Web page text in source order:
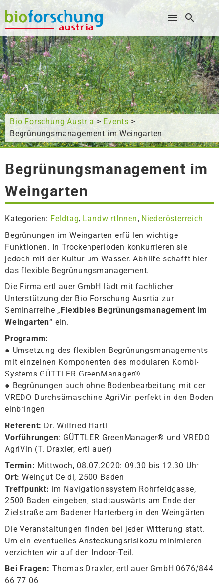
Wonach suchen Sie?
Bio Forschung Austria > Events >
Begrünungsmanagement im Weingarten
Begrünungsmanagement im
Weingarten
Kategorien: Feldtag, LandwirtInnen, Niederösterreich
Begrünungen im Weingarten erfüllen wichtige
Funktionen. In Trockenperioden konkurrieren sie
jedoch mit der Kultur um Wasser. Abhilfe schafft hier
das flexible Begrünungsmanagement.
Die Firma ertl auer GmbH lädt mit fachlicher
Unterstützung der Bio Forschung Ausrtia zur
Seminarreihe „ Flexibles Begrünungsmanagement im
Weingarten“ ein.
Programm:
● Umsetzung des flexiblen Begrünungsmanagements
mit einzelnen Komponenten des modularen Kombi-
Systems GÜTTLER GreenManager®
● Begrünungen auch ohne Bodenbearbeitung mit der
VREDO Durchsämaschine AgriVin perfekt in den Boden
einbringen
Referent: Dr. Wilfried Hartl
Vorführungen: GÜTTLER GreenManager® und VREDO
AgriVin (T. Draxler, ertl auer)
Termin: Mittwoch, 08.07.2020: 09.30 bis 12.30 Uhr
Ort: Weingut Ceidl, 2500 Baden
Treffpunkt: im Navigationssystem Rohrfeldgasse,
2500 Baden eingeben, stadtauswärts am Ende der
Zielstraße am Badener Harterberg in den Weingärten
Die Veranstaltungen finden bei jeder Witterung statt.
Um ein eventuelles Ansteckungsrisikozu minimieren
verzichten wir auf den Indoor-Teil.
Bei Fragen: Thomas Draxler, ertl auer GmbH 0676/844
66 77 06